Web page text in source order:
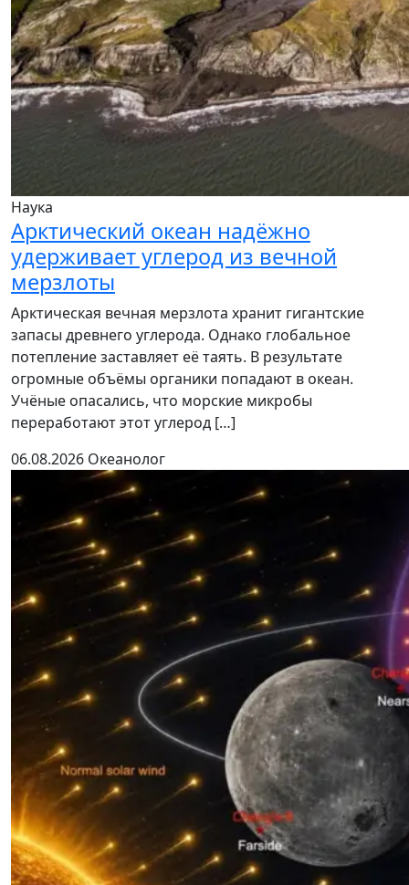
Наука
Арктический океан надёжно
удерживает углерод из вечной
мерзлоты
Арктическая вечная мерзлота хранит гигантские
запасы древнего углерода. Однако глобальное
потепление заставляет её таять. В результате
огромные объёмы органики попадают в океан.
Учёные опасались, что морские микробы
переработают этот углерод […]
06.08.2026 Океанолог